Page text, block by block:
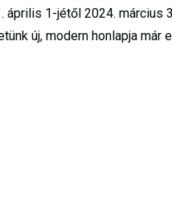
1-jétől 2024. március
új, modern honlapja